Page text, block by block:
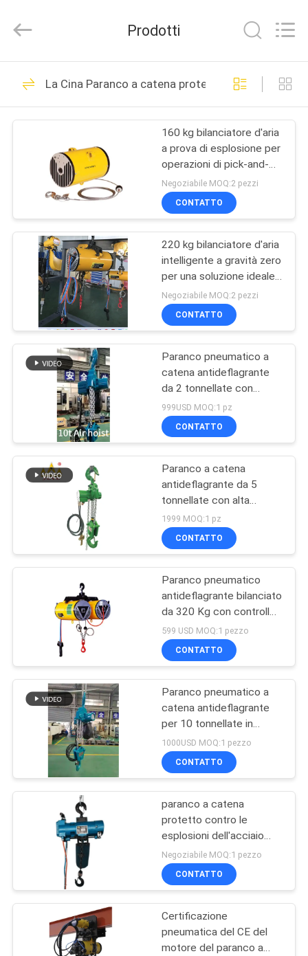
CASA
PRODOTTI
CIRCA
GIRO
DELLA
FABBRICA
CONTROLLO
DI
QUALITÀ
CONTATTICI
RICHIEDA
UNA
CITAZIONE
DEL
POLITICA
PRIVACY
Crane
Machinery
All
Reserved.
Paranco elettrico a
219
Paranco elettrico a
catena
98
doppia gru della
trave
12
Gru montata piede
Paranco a catena
protetto contro le
esplosioni
17
Argano elettrico
Prodotti
La Cina Paranco a catena protetto contro le
160 kg bilanciatore d'aria
a prova di esplosione per
operazioni di pick-and-
place veloci
Negoziabile MOQ:2 pezzi
CONTATTO
220 kg bilanciatore d'aria
intelligente a gravità zero
per una soluzione ideale
per la movimentazione
dei materiali
Negoziabile MOQ:2 pezzi
CONTATTO
Paranco pneumatico a
catena antideflagrante
da 2 tonnellate con
manutenzione affidabile e
ridotta
999USD MOQ:1 pz
CONTATTO
Paranco a catena
antideflagrante da 5
tonnellate con alta
efficienza e
funzionamento continuo
1999 MOQ:1 pz
CONTATTO
Paranco pneumatico
antideflagrante bilanciato
da 320 Kg con controllo
a velocità variabile
599 USD MOQ:1 pezzo
CONTATTO
Paranco pneumatico a
catena antideflagrante
per 10 tonnellate in
ambienti pericolosi
1000USD MOQ:1 pezzo
CONTATTO
paranco a catena
protetto contro le
esplosioni dell'acciaio
legato da 0,5 tonnellate
Negoziabile MOQ:1 pezzo
CONTATTO
Certificazione
pneumatica del CE del
motore del paranco a